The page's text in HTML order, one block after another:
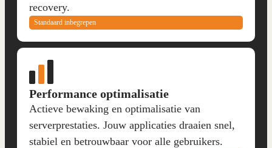
recovery.
Standaard inbegrepen
Performance optimalisatie
Actieve bewaking en optimalisatie van
serverprestaties. Jouw applicaties draaien snel,
stabiel en betrouwbaar voor alle gebruikers.